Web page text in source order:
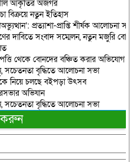
আকৃতির অজগর
বিক্রয়ে নতুন ইতিহাস
প্রত্যাশা-প্রাপ্তি শীর্ষক আলোচনা
দাবিতে সংবাদ সম্মেলন, নতুন মজুরি
থেকে বোনদের বঞ্চিত করার অভিযোগ
সচেতনতা বৃদ্ধিতে আলোচনা সভা
নিয়ে চলছে বইপড়া উৎসব
অভিযান
সচেতনতা বৃদ্ধিতে আলোচনা সভা
করুন